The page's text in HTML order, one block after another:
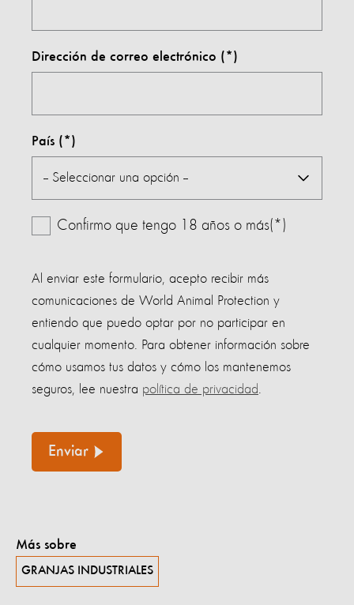
Dirección de correo electrónico
País
Confirmo que tengo 18 años o más(*)
Al enviar este formulario, acepto recibir más
comunicaciones de World Animal Protection y
entiendo que puedo optar por no participar en
cualquier momento. Para obtener información sobre
cómo usamos tus datos y cómo los mantenemos
seguros, lee nuestra política de privacidad
Enviar
Más sobre
GRANJAS INDUSTRIALES